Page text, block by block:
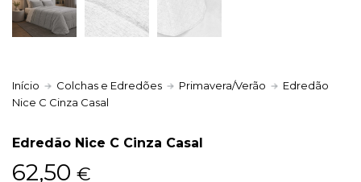
Início Colchas e Edredões Primavera/Verão
Edredão
Nice C Cinza Casal
Edredão Nice C Cinza Casal
62,50 €